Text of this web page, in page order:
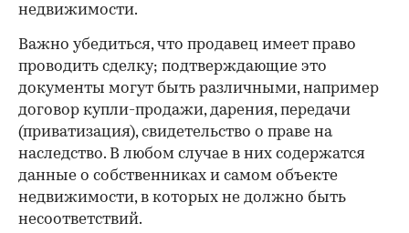
недвижимости.
Важно убедиться, что продавец имеет право
проводить сделку; подтверждающие это
документы могут быть различными, например
договор купли-продажи, дарения, передачи
(приватизация), свидетельство о праве на
наследство. В любом случае в них содержатся
данные о собственниках и самом объекте
недвижимости, в которых не должно быть
несоответствий.